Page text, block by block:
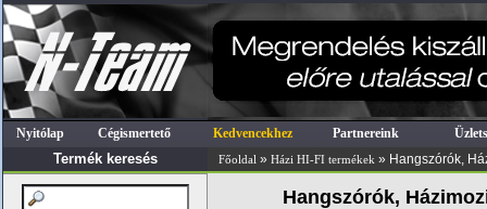
Nyitólap Cégismertető Kedvencekhez Partnereink
Termék keresés Főoldal » Házi HI-FI termékek » Hangszórók,
Hangszórók,